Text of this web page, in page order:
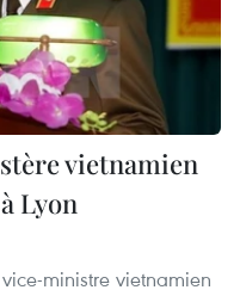
vietnamien
Lyon
ministre vietnamien